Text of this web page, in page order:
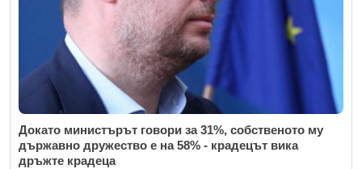
Докато министърът говори за 31%, собственото му
държавно дружество е на 58% - крадецът вика
дръжте крадеца